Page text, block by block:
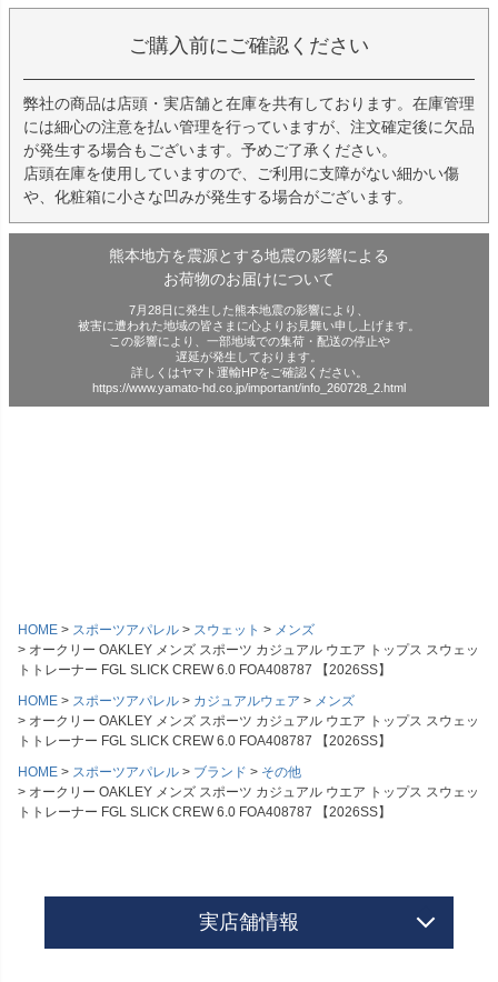
ご購入前にご確認ください
弊社の商品は店頭・実店舗と在庫を共有しております。在庫管理
には細心の注意を払い管理を行っていますが、注文確定後に欠品
が発生する場合もございます。予めご了承ください。
店頭在庫を使用していますので、ご利用に支障がない細かい傷
や、化粧箱に小さな凹みが発生する場合がございます。
熊本地方を震源とする地震の影響による
お荷物のお届けについて
7月28日に発生した熊本地震の影響により、
被害に遭われた地域の皆さまに心よりお見舞い申し上げます。
この影響により、一部地域での集荷・配送の停止や
遅延が発生しております。
詳しくはヤマト運輸HPをご確認ください。
https://www.yamato-hd.co.jp/important/info_260728_2.html
HOME スポーツアパレル スウェット
メンズ
オークリー OAKLEY メンズ スポーツ カジュアル ウエア トップス スウェッ
トトレーナー FGL SLICK CREW 6.0 FOA408787 【2026SS】
HOME
スポーツアパレル カジュアルウェア
メンズ
オークリー OAKLEY メンズ スポーツ カジュアル ウエア トップス スウェッ
トトレーナー FGL SLICK CREW 6.0 FOA408787 【2026SS】
HOME
スポーツアパレル ブランド
その他
オークリー OAKLEY メンズ スポーツ カジュアル ウエア トップス スウェッ
トトレーナー FGL SLICK CREW 6.0 FOA408787 【2026SS】
実店舗情報